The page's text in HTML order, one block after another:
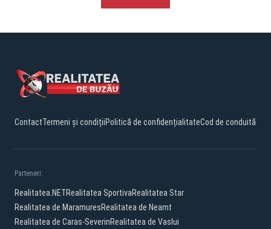
ContactTermeni și condițiiPolitică de confidențialitateCod de conduită
Parteneri:
Realitatea.NETRealitatea SportivaRealitatea Star
Realitatea de MaramuresRealitatea de Neamt
Realitatea de Caras-SeverinRealitatea de Vaslui